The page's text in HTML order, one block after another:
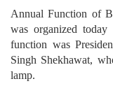
Annual Function of
was organized
function was
Singh Shekhawat,
lamp.